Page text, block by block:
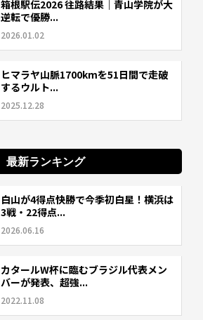
箱根駅伝2026 往路結果｜青山学院が大
逆転で優勝...
2026.01.02
ヒマラヤ山脈1700kmを51日間で走破
するウルト...
2025.12.28
最新ランキング
白山が4得点快勝で今季初白星！横浜は
3戦・22得点...
2026.06.16
カタールW杯に臨むブラジル代表メン
バーが発表、超強...
2022.11.08